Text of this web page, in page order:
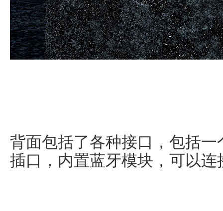
背面包括了各种接口，包括
插口，内置蓝牙模块，可以连